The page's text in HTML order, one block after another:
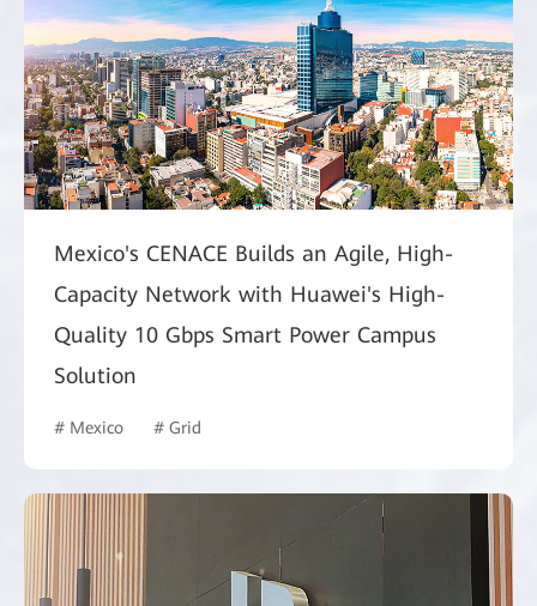
Mexico's CENACE Builds an Agile, High-
Capacity Network with Huawei's High-
Quality 10 Gbps Smart Power Campus
Solution
# Mexico # Grid